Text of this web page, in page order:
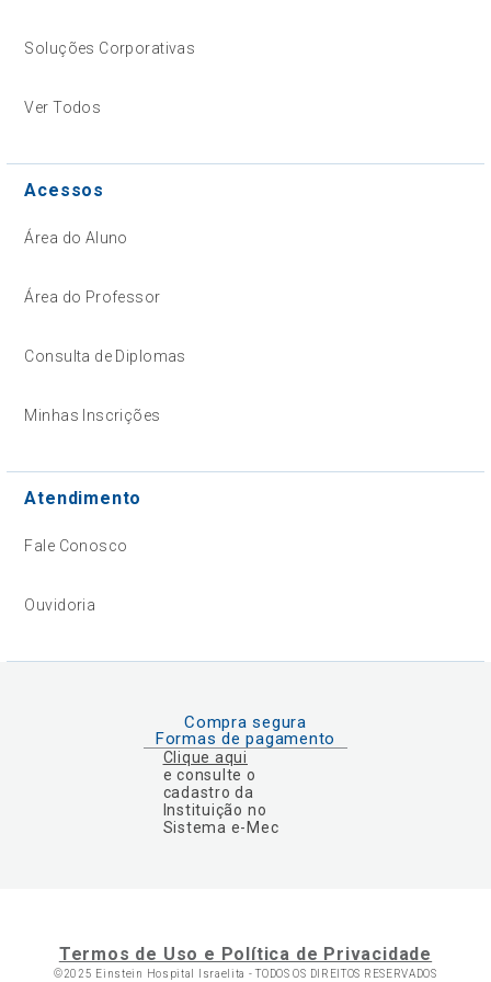
Soluções Corporativas
Ver Todos
Acessos
Área do Aluno
Área do Professor
Consulta de Diplomas
Minhas Inscrições
Atendimento
Fale Conosco
Ouvidoria
Compra segura
Formas de pagamento
Clique aqui
e consulte o
cadastro da
Instituição no
Sistema e-Mec
Termos de Uso e Política de Privacidade
©2025 Einstein Hospital Israelita -TODOS OS DIREITOS RESERVADOS